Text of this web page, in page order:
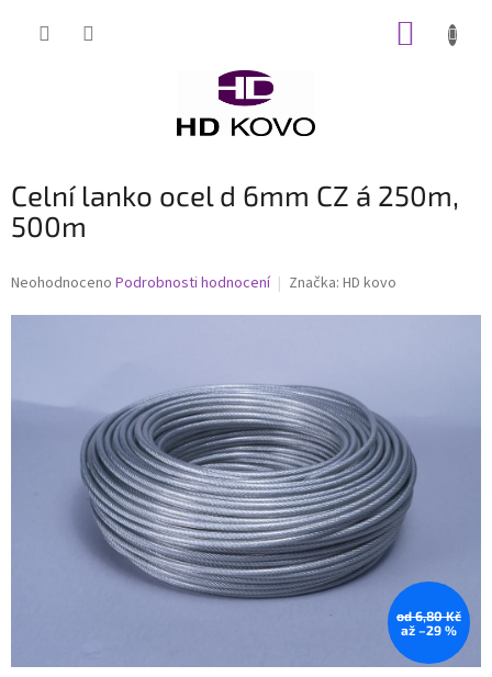
Celní lanko ocel d 6mm CZ á 250m,
500m
Průměrné
Neohodnoceno Podrobnosti hodnocení Značka: HD kovo
od 6,80 Kč
až –29 %